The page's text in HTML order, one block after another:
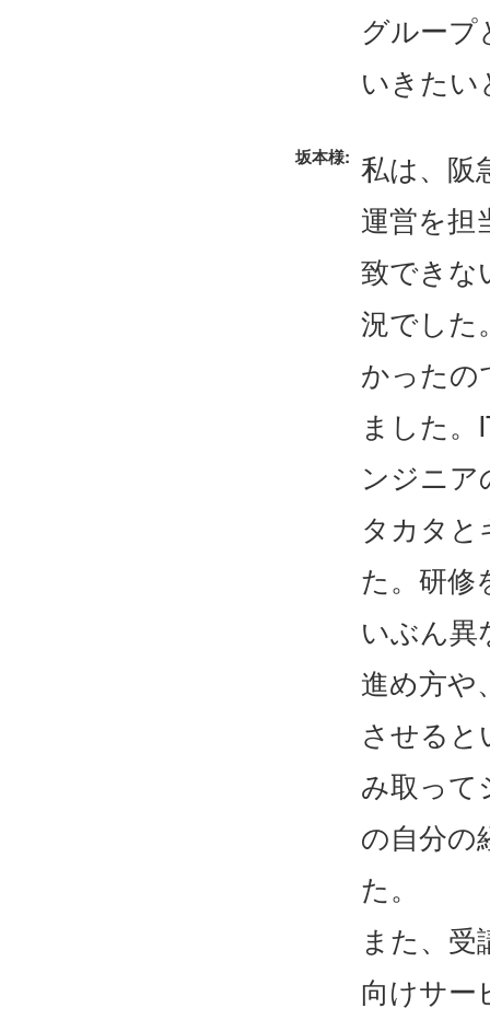
グルー
いきたい
坂本様: 私は、阪
運営を担
致できな
況でした
かったの
ました
ンジニ
タカタ
た。研修
いぶん異
進め方や
させる
み取って
の自分の
た。
また、
向けサー